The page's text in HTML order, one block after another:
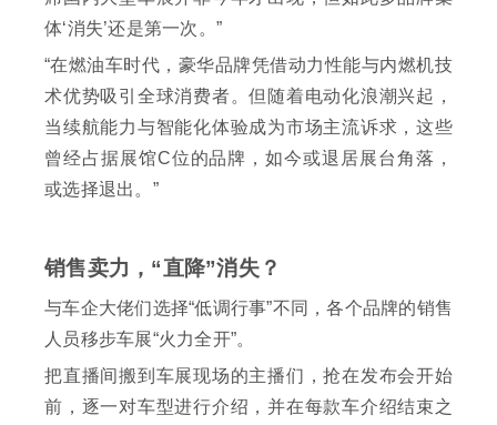
体‘消失’还是第一次。”
“在燃油车时代，豪华品牌凭借动力性能与内燃机技
术优势吸引全球消费者。但随着电动化浪潮兴起，
当续航能力与智能化体验成为市场主流诉求，这些
曾经占据展馆C位的品牌，如今或退居展台角落，
或选择退出。”
销售卖力，“直降”消失？
与车企大佬们选择“低调行事”不同，各个品牌的销售
人员移步车展“火力全开”。
把直播间搬到车展现场的主播们，抢在发布会开始
前，逐一对车型进行介绍，并在每款车介绍结束之